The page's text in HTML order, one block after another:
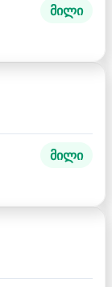
მილი
მილი